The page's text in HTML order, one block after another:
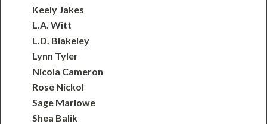
Keely Jakes
L.A. Witt
L.D. Blakeley
Lynn Tyler
Nicola Cameron
Rose Nickol
Sage Marlowe
Shea Balik